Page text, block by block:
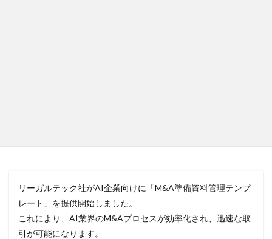
リーガルテック社がAI企業向けに「M&A準備資料管理テンプ
レート」を提供開始しました。
これにより、AI業界のM&Aプロセスが効率化され、迅速な取
引が可能になります。